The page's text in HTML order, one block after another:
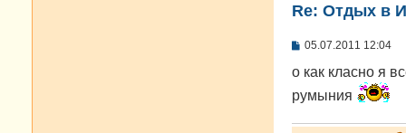
Re: Отдых в
С
о
щ
н
05.07.2011 12:04
о как класно я
румыния